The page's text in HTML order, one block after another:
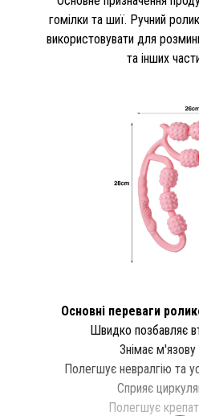
гомілки та шиї. Ручний
використовувати для
та інших
Основні переваги
Швидко позбавляє
Знімає м'язову
Полегшує невралгію та
Сприяє
Полегшує